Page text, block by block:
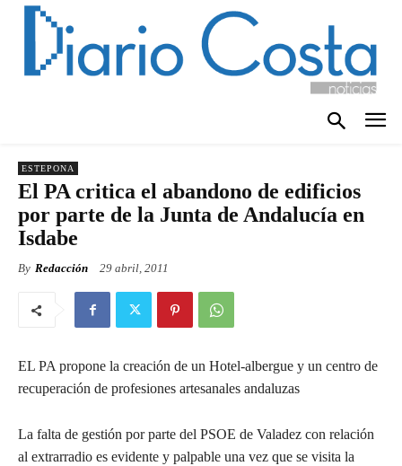
ESTEPONA
El PA critica el abandono de edificios
por parte de la Junta de Andalucía en
Isdabe
By Redacción 29 abril, 2011
EL PA propone la creación de un Hotel-albergue y un centro de
recuperación de profesiones artesanales andaluzas
La falta de gestión por parte del PSOE de Valadez con relación
al extrarradio es evidente y palpable una vez que se visita la